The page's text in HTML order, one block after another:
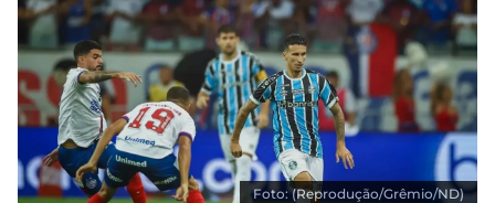
Foto: (Reprodução/Grêmio/ND)